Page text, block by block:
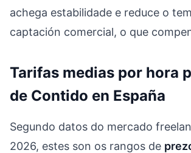
achega estabilidade e reduce o
captación comercial, o que
Tarifas medias por hora
de Contido en España
Segundo datos do mercado
2026, estes son os rangos de